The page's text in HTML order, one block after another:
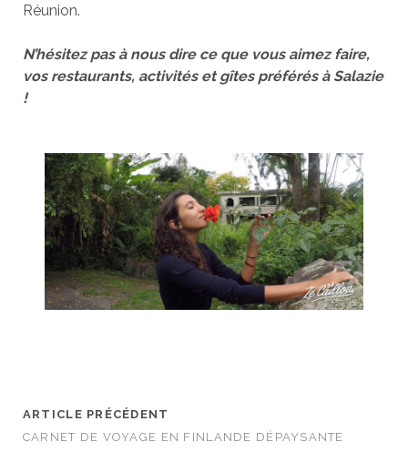
Réunion.
N’hésitez pas à nous dire ce que vous aimez faire,
vos restaurants, activités et gîtes préférés à Salazie
!
ARTICLE PRÉCÉDENT
CARNET DE VOYAGE EN FINLANDE DÉPAYSANTE